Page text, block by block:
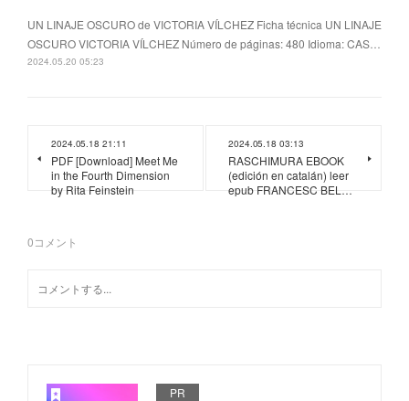
UN LINAJE OSCURO de VICTORIA VÍLCHEZ Ficha técnica UN LINAJE
OSCURO VICTORIA VÍLCHEZ Número de páginas: 480 Idioma: CAS…
2024.05.20 05:23
2024.05.18 21:11
PDF [Download] Meet Me
in the Fourth Dimension
by Rita Feinstein
2024.05.18 03:13
RASCHIMURA EBOOK
(edición en catalán) leer
epub FRANCESC BEL…
0コメント
PR